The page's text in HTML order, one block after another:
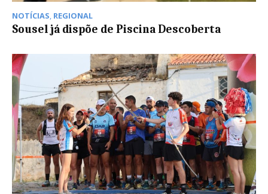
NOTÍCIAS REGIONAL
Sousel já dispõe de Piscina Descoberta